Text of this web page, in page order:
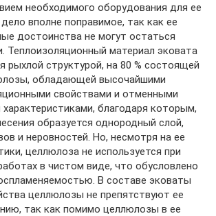
необходимого оборудования для ее
вполне поправимое, так как ее
достоинства не могут остаться
Теплоизоляционный материал эковата
рыхлой структурой, на 80 % состоящей
обладающей высочайшими
свойствами и отменными
благодаря которым,
образуется однородный слой,
и неровностей. Но, несмотря на ее
целлюлоза не используется при
в чистом виде, что обусловлено
В составе эковаты
целлюлозы не препятствуют ее
так как помимо целлюлозы в ее